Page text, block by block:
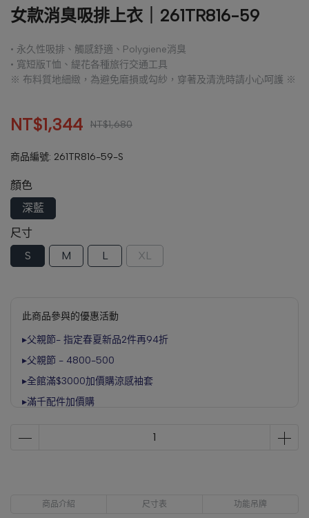
女款消臭吸排上衣｜261TR816-59
• 永久性吸排、觸感舒適、Polygiene消臭
• 寬短版T恤、緹花各種旅行交通工具
※ 布料質地細緻，為避免磨損或勾紗，穿著及清洗時請小心呵護 ※
NT$1,344 NT$1,680
商品編號: 261TR816-59-S
顏色
深藍
尺寸
S
M L XL
此商品參與的優惠活動
▸父親節- 指定春夏新品2件再94折
▸父親節 - 4800-500
▸全館滿$3000加價購涼感袖套
▸滿千配件加價購
商品介紹 尺寸表 功能吊牌